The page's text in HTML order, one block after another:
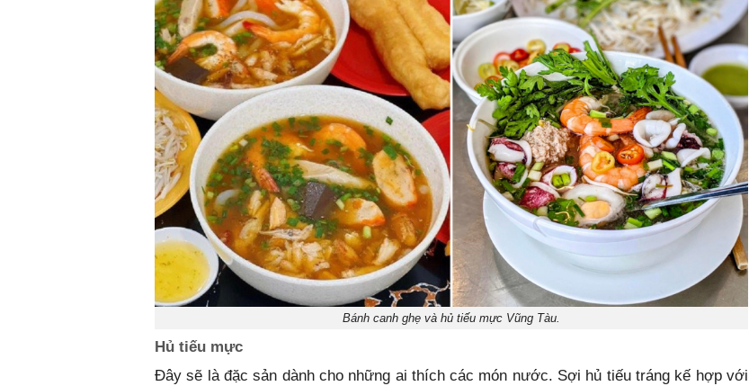
Bánh canh ghẹ và hủ tiếu mực Vũng Tàu.
Hủ tiếu mực
Đây sẽ là đặc sản dành cho những ai thích các món nước. Sợi hủ tiếu tráng kế hợp với